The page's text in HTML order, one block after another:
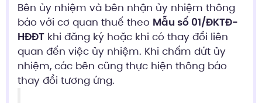
Bên ủy nhiệm và bên nhận ủy nhiệm thông
báo với cơ quan thuế theo Mẫu số 01/ĐKTĐ-
HĐĐT khi đăng ký hoặc khi có thay đổi liên
quan đến việc ủy nhiệm. Khi chấm dứt ủy
nhiệm, các bên cũng thực hiện thông báo
thay đổi tương ứng.